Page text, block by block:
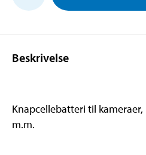
Beskrivelse
Knapcellebatteri til
m.m.